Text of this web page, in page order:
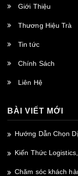
Giới Thiệu
Thương Hiệu Trà
Tin tức
Chính Sách
Liên Hệ
BÀI VIẾT MỚI
Hướng Dẫn Chọn
Kiến Thức
Chăm sóc khách